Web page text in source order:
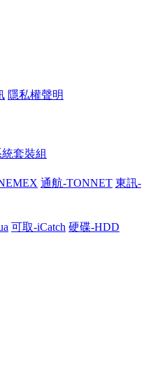
隱私權聲明
套裝組
通航-TONNET 東訊-
可取-iCatch 硬碟-HDD